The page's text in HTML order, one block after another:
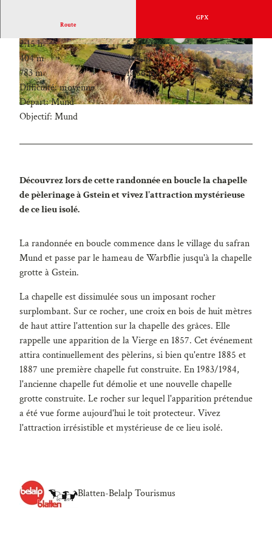
Route
GPX
2:15 h
5,62 km
404 m
404 m
783 m
1.186 m
Difficulté: moyenne
Départ: Mund
Objectif: Mund
Découvrez lors de cette randonnée en boucle la chapelle
de pèlerinage à Gstein et vivez l'attraction mystérieuse
de ce lieu isolé.
La randonnée en boucle commence dans le village du safran
Mund et passe par le hameau de Warbflie jusqu'à la chapelle
grotte à Gstein.
La chapelle est dissimulée sous un imposant rocher
surplombant. Sur ce rocher, une croix en bois de huit mètres
de haut attire l'attention sur la chapelle des grâces. Elle
rappelle une apparition de la Vierge en 1857. Cet événement
attira continuellement des pèlerins, si bien qu'entre 1885 et
1887 une première chapelle fut construite. En 1983/1984,
l'ancienne chapelle fut démolie et une nouvelle chapelle
grotte construite. Le rocher sur lequel l'apparition prétendue
a été vue forme aujourd'hui le toit protecteur. Vivez
l'attraction irrésistible et mystérieuse de ce lieu isolé.
Blatten-Belalp Tourismus